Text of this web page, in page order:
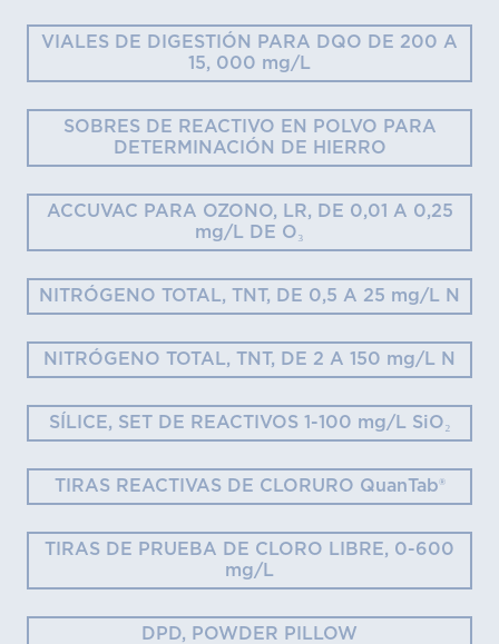
VIALES DE DIGESTIÓN PARA DQO DE 200 A
15, 000 mg/L
SOBRES DE REACTIVO EN POLVO PARA
DETERMINACIÓN DE HIERRO
ACCUVAC PARA OZONO, LR, DE 0,01 A 0,25
mg/L DE O₃
NITRÓGENO TOTAL, TNT, DE 0,5 A 25 mg/L N
NITRÓGENO TOTAL, TNT, DE 2 A 150 mg/L N
SÍLICE, SET DE REACTIVOS 1-100 mg/L SiO₂
TIRAS REACTIVAS DE CLORURO QuanTab®
TIRAS DE PRUEBA DE CLORO LIBRE, 0-600
mg/L
DPD, POWDER PILLOW